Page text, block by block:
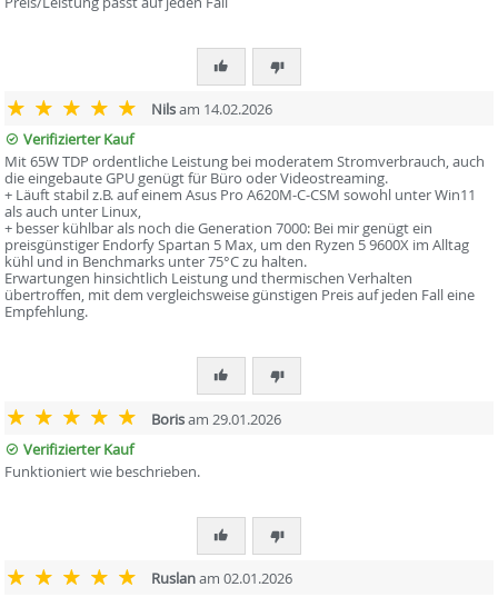
Nilsam 14.02.2026
Verifizierter Kauf
Mit 65W TDP ordentliche Leistung bei moderatem Stromverbrauch, auch
die eingebaute GPU genügt für Büro oder Videostreaming.
+ Läuft stabil z.B. auf einem Asus Pro A620M-C-CSM sowohl unter Win11
als auch unter Linux,
+ besser kühlbar als noch die Generation 7000: Bei mir genügt ein
preisgünstiger Endorfy Spartan 5 Max, um den Ryzen 5 9600X im Alltag
kühl und in Benchmarks unter 75°C zu halten.
Erwartungen hinsichtlich Leistung und thermischen Verhalten
übertroffen, mit dem vergleichsweise günstigen Preis auf jeden Fall eine
Empfehlung.
Borisam 29.01.2026
Verifizierter Kauf
Funktioniert wie beschrieben.
Ruslanam 02.01.2026